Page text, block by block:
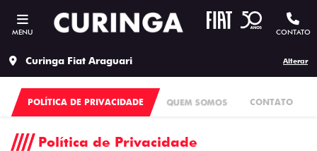
MENU CONTATO
Curinga Fiat Araguari Alterar
QUEM SOMOS CONTATO
POLÍTICA DE PRIVACIDADE
Política de Privacidade